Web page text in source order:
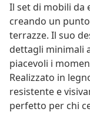
Il set di mobili da
creando un
terrazze. Il suo
dettagli minimali
piacevoli i
Realizzato in
resistente e
perfetto per chi